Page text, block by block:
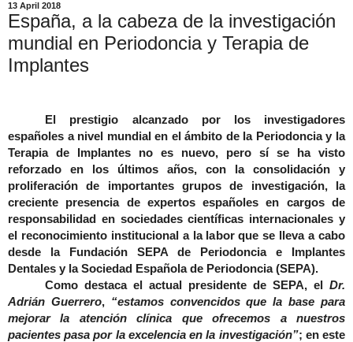
13 April 2018
España, a la cabeza de la investigación
mundial en Periodoncia y Terapia de
Implantes
El prestigio alcanzado por los investigadores
españoles a nivel mundial en el ámbito de la Periodoncia y la
Terapia de Implantes no es nuevo, pero sí se ha visto
reforzado en los últimos años, con la consolidación y
proliferación de importantes grupos de investigación, la
creciente presencia de expertos españoles en cargos de
responsabilidad en sociedades científicas internacionales y
el reconocimiento institucional a la labor que se lleva a cabo
desde la Fundación SEPA de Periodoncia e Implantes
Dentales y la Sociedad Española de Periodoncia (SEPA).
Como destaca el actual presidente de SEPA, el Dr.
Adrián Guerrero, “estamos convencidos que la base para
mejorar la atención clínica que ofrecemos a nuestros
pacientes pasa por la excelencia en la investigación”; en este